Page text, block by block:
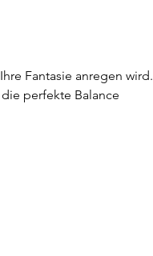
Fantasie anregen wird.
perfekte Balance